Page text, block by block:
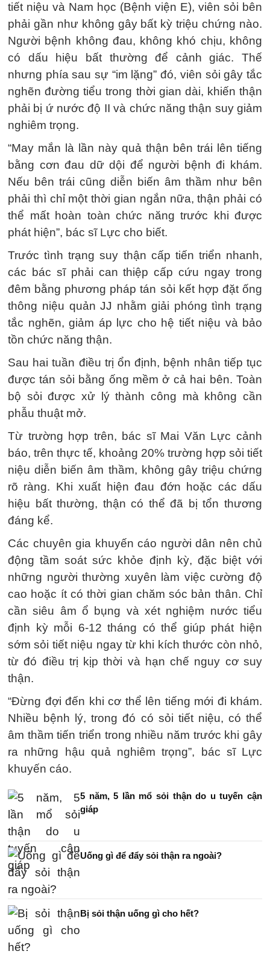
tiết niệu và Nam học (Bệnh viện E), viên sỏi bên
phải gần như không gây bất kỳ triệu chứng nào.
Người bệnh không đau, không khó chịu, không
có dấu hiệu bất thường để cảnh giác. Thế
nhưng phía sau sự “im lặng” đó, viên sỏi gây tắc
nghẽn đường tiểu trong thời gian dài, khiến thận
phải bị ứ nước độ II và chức năng thận suy giảm
nghiêm trọng.
“May mắn là lần này quả thận bên trái lên tiếng
bằng cơn đau dữ dội để người bệnh đi khám.
Nếu bên trái cũng diễn biến âm thầm như bên
phải thì chỉ một thời gian ngắn nữa, thận phải có
thể mất hoàn toàn chức năng trước khi được
phát hiện”, bác sĩ Lực cho biết.
Trước tình trạng suy thận cấp tiến triển nhanh,
các bác sĩ phải can thiệp cấp cứu ngay trong
đêm bằng phương pháp tán sỏi kết hợp đặt ống
thông niệu quản JJ nhằm giải phóng tình trạng
tắc nghẽn, giảm áp lực cho hệ tiết niệu và bảo
tồn chức năng thận.
Sau hai tuần điều trị ổn định, bệnh nhân tiếp tục
được tán sỏi bằng ống mềm ở cả hai bên. Toàn
bộ sỏi được xử lý thành công mà không cần
phẫu thuật mở.
Từ trường hợp trên, bác sĩ Mai Văn Lực cảnh
báo, trên thực tế, khoảng 20% trường hợp sỏi tiết
niệu diễn biến âm thầm, không gây triệu chứng
rõ ràng. Khi xuất hiện đau đớn hoặc các dấu
hiệu bất thường, thận có thể đã bị tổn thương
đáng kể.
Các chuyên gia khuyến cáo người dân nên chủ
động tầm soát sức khỏe định kỳ, đặc biệt với
những người thường xuyên làm việc cường độ
cao hoặc ít có thời gian chăm sóc bản thân. Chỉ
cần siêu âm ổ bụng và xét nghiệm nước tiểu
định kỳ mỗi 6-12 tháng có thể giúp phát hiện
sớm sỏi tiết niệu ngay từ khi kích thước còn nhỏ,
từ đó điều trị kịp thời và hạn chế nguy cơ suy
thận.
“Đừng đợi đến khi cơ thể lên tiếng mới đi khám.
Nhiều bệnh lý, trong đó có sỏi tiết niệu, có thể
âm thầm tiến triển trong nhiều năm trước khi gây
ra những hậu quả nghiêm trọng”, bác sĩ Lực
khuyến cáo.
5 năm, 5 lần mổ sỏi thận do u tuyến cận
giáp
Uống gì để đẩy sỏi thận ra ngoài?
Bị sỏi thận uống gì cho hết?